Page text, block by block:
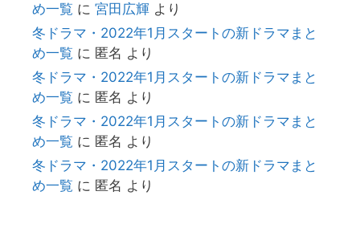
め一覧 に 宮田広輝 より
冬ドラマ・2022年1月スタートの新ドラマまと
め一覧 に 匿名 より
冬ドラマ・2022年1月スタートの新ドラマまと
め一覧 に 匿名 より
冬ドラマ・2022年1月スタートの新ドラマまと
め一覧 に 匿名 より
冬ドラマ・2022年1月スタートの新ドラマまと
め一覧 に 匿名 より